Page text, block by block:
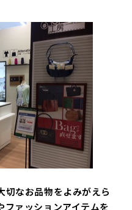
切なお品物をよみがえら
ファッションアイテムを